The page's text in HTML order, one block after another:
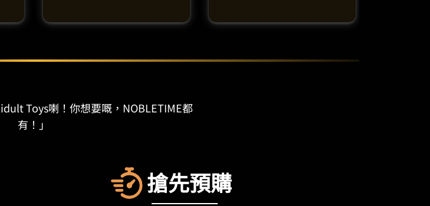
Toys喇！你想要嘅，NOBLETIME都
有！」
搶先預購